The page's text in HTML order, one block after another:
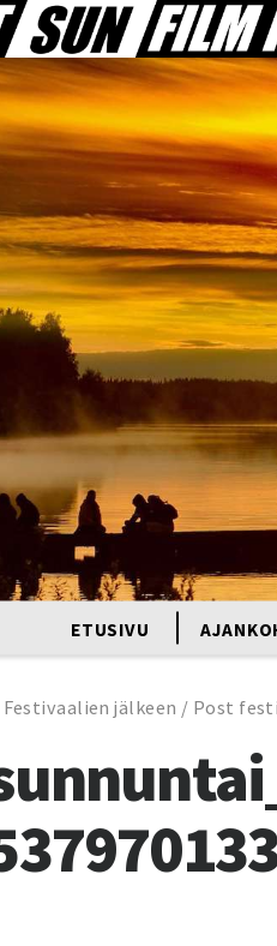
ETUSIVU
Festivaalien jälkeen / Post